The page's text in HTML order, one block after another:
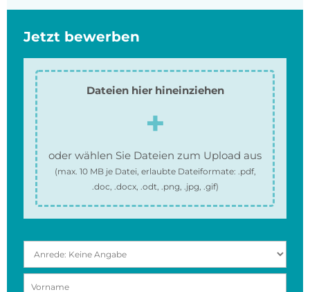
Jetzt bewerben
Dateien hier hineinziehen
oder wählen Sie Dateien zum Upload aus
(max. 10 MBje Datei, erlaubte Dateiformate: .pdf,
.doc, .docx, .odt, .png, .jpg, .gif)